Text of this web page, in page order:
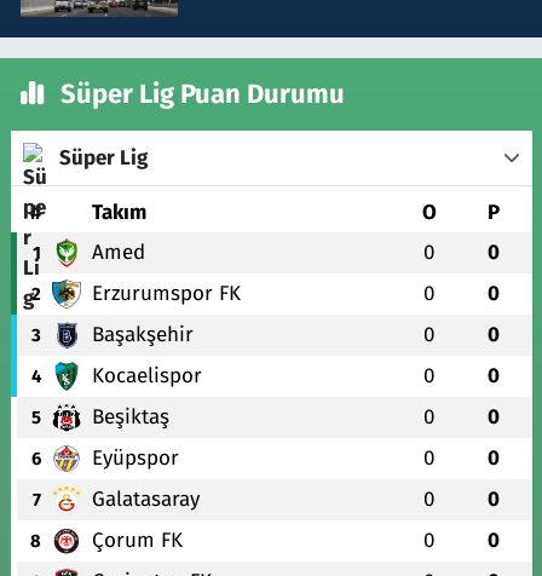
Süper Lig Puan Durumu
Süper Lig
# Takım O P
1 Amed 0 0
2 Erzurumspor FK 0 0
3 Başakşehir 0 0
4 Kocaelispor 0 0
5 Beşiktaş 0 0
6 Eyüpspor 0 0
7 Galatasaray 0 0
8 Çorum FK 0 0